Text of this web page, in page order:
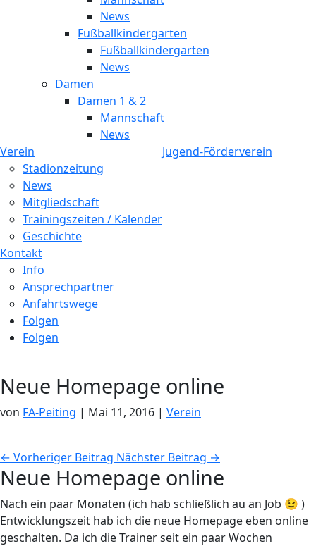
News
Fußballkindergarten
Fußballkindergarten
News
Damen
Damen 1 & 2
Mannschaft
News
Verein
Stadionzeitung
News
Mitgliedschaft
Trainingszeiten / Kalender
Geschichte
Jugend-Förderverein
Kontakt
Info
Ansprechpartner
Anfahrtswege
Folgen
Folgen
Neue Homepage online
von FA-Peiting | Mai 11, 2016 | Verein
← Vorheriger Beitrag Nächster Beitrag →
Neue Homepage online
Nach ein paar Monaten (ich hab schließlich au an Job 😉 )
Entwicklungszeit hab ich die neue Homepage eben online
geschalten. Da ich die Trainer seit ein paar Wochen